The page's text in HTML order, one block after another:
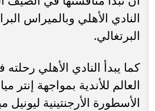
النادي الأهلي وبالميراس
البرتغالي.
كما يبدأ النادي الأهلي
العالم للأندية بمواجهة إنتر